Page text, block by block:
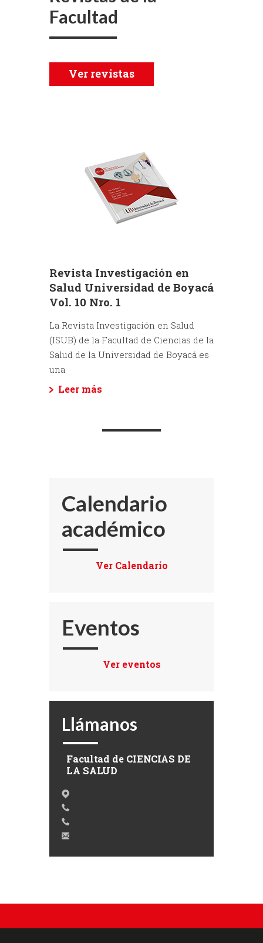
Facultad
Ver revistas
Revista Investigación en
Salud Universidad de Boyacá
Vol. 10 Nro. 1
La Revista Investigación en Salud
(ISUB) de la Facultad de Ciencias de la
Salud de la Universidad de Boyacá es
una
Leer más
Calendario
académico
Ver Calendario
Eventos
Ver eventos
Llámanos
Facultad deCIENCIAS DE
LA SALUD